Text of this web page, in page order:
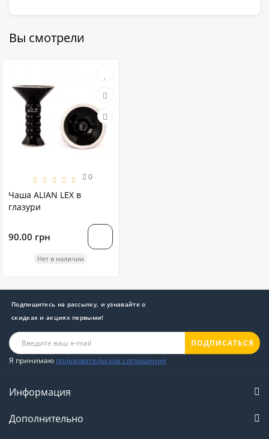
Вы смотрели
0
Чаша ALIAN LEX в
глазури
90.00 грн
Нет в наличии
Подпишитесь на рассылку, и узнавайте о
скидках и акциях первыми!
ПОДПИСАТЬСЯ
Я принимаю пользовательское соглашения
Информация
Дополнительно